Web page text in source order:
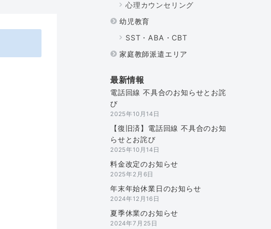
心理カウンセリング
幼児教育
SST・ABA・CBT
家庭教師派遣エリア
最新情報
電話回線 不具合のお知らせとお詫
び
2025年10月14日
【復旧済】電話回線 不具合のお知
らせとお詫び
2025年10月14日
料金改定のお知らせ
2025年2月6日
年末年始休業日のお知らせ
2024年12月16日
夏季休業のお知らせ
2024年7月25日